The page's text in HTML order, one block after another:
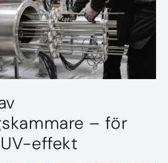
– för
effekt